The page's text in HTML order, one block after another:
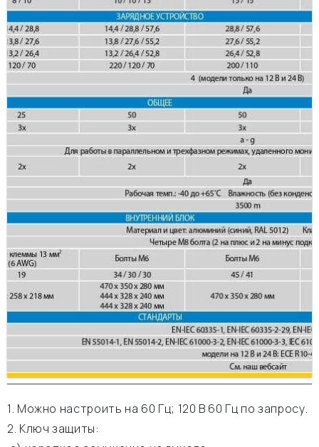
1. Можно настроить на 60 Гц; 120 В 60 Гц по запросу.
2. Ключ защиты: